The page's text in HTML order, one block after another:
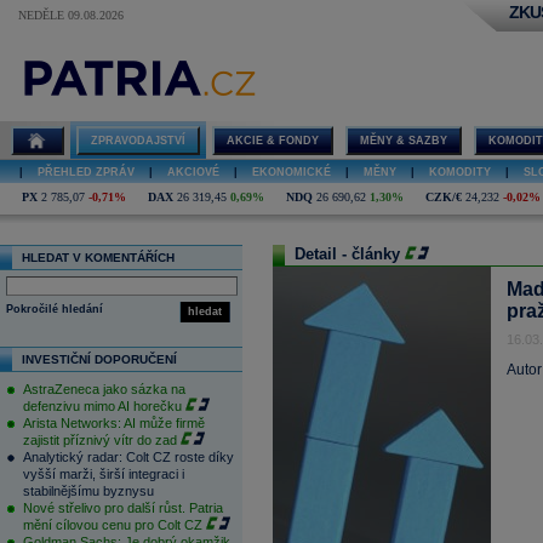
NEDĚLE 09.08.2026
ZPRAVODAJSTVÍ AKCIE & FONDY MĚNY & SAZBY
PŘEHLED ZPRÁV AKCIOVÉ EKONOMICKÉ MĚNY KOMODITY
PX 2 785,07 -0,71% DAX 26 319,45 0,69% NDQ 26 690,62 1,30% CZK/€ 24,232 -0,02%
HLEDAT V KOMENTÁŘÍCH
hledat
Pokročilé hledání
INVESTIČNÍ DOPORUČENÍ
AstraZeneca jako sázka na
defenzivu mimo AI horečku
Arista Networks: AI může firmě
zajistit příznivý vítr do zad
Analytický radar: Colt CZ roste díky
vyšší marži, širší integraci i
stabilnějšímu byznysu
Nové střelivo pro další růst. Patria
mění cílovou cenu pro Colt CZ
Detail - články